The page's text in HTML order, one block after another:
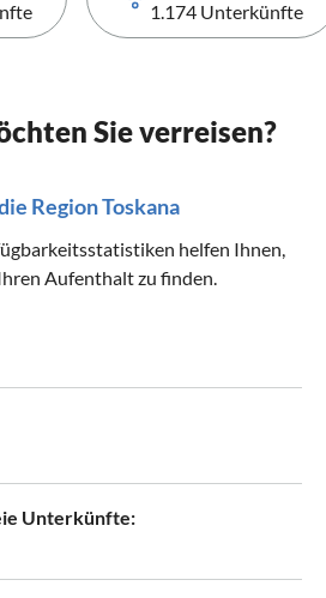
1.174 Unterkünfte
Sie verreisen?
Region Toskana
helfen Ihnen,
Aufenthalt zu finden.
Unterkünfte: